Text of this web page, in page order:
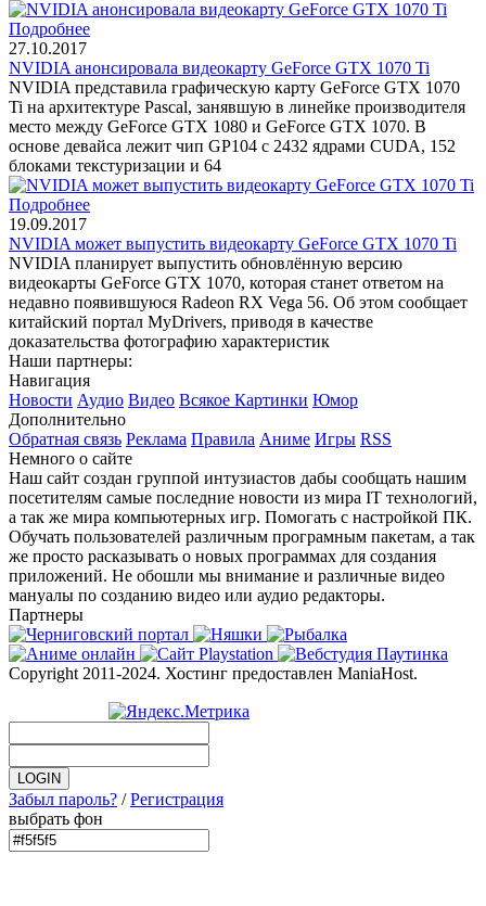
Подробнее
27.10.2017
NVIDIA анонсировала видеокарту GeForce GTX 1070 Ti
NVIDIA представила графическую карту GeForce GTX 1070
Ti на архитектуре Pascal, занявшую в линейке производителя
место между GeForce GTX 1080 и GeForce GTX 1070. В
основе девайса лежит чип GP104 с 2432 ядрами CUDA, 152
блоками текстуризации и 64
Подробнее
19.09.2017
NVIDIA может выпустить видеокарту GeForce GTX 1070 Ti
NVIDIA планирует выпустить обновлённую версию
видеокарты GeForce GTX 1070, которая станет ответом на
недавно появившуюся Radeon RX Vega 56. Об этом сообщает
китайский портал MyDrivers, приводя в качестве
доказательства фотографию характеристик
Наши партнеры:
Навигация
Новости Аудио Видео Всякое Картинки Юмор
Дополнительно
Обратная связь Реклама Правила Аниме Игры RSS
Немного о сайте
Наш сайт создан группой интузиастов дабы сообщать нашим
посетителям самые последние новости из мира IT технологий,
а так же мира компьютерных игр. Помогать с настройкой ПК.
Обучать пользователей различным програмным пакетам, а так
же просто расказывать о новых программах для создания
приложений. Не обошли мы внимание и различные видео
мануалы по созданию видео или аудио редакторы.
Партнеры
Copyright 2011-2024. Хостинг предоставлен ManiaHost.
Забыл пароль? /Регистрация
выбрать фон